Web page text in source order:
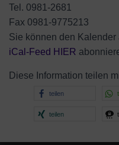
Tel. 0981-2681
Fax 0981-9775213
Sie können den
iCal-Feed HIER
Diese Information teilen
teilen
teilen